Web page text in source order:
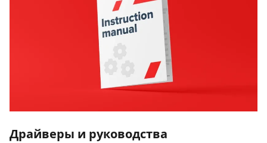
Драйверы и руководства